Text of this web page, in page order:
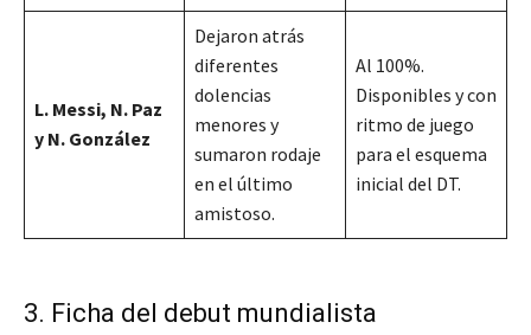
L. Messi, N. Paz
y N. González
Dejaron atrás
diferentes
dolencias
menores y
sumaron rodaje
en el último
amistoso.
Al 100%.
Disponibles y con
ritmo de juego
para el esquema
inicial del DT.
3. Ficha del debut mundialista